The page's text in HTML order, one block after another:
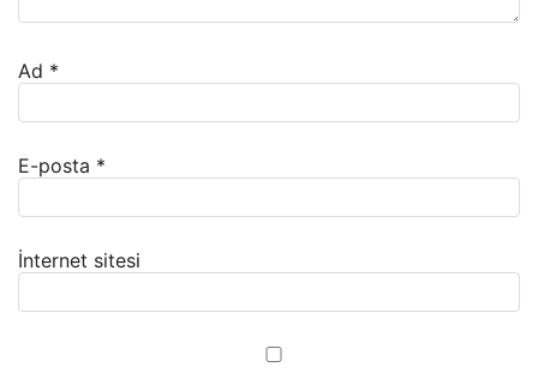
Ad *
E-posta *
İnternet sitesi